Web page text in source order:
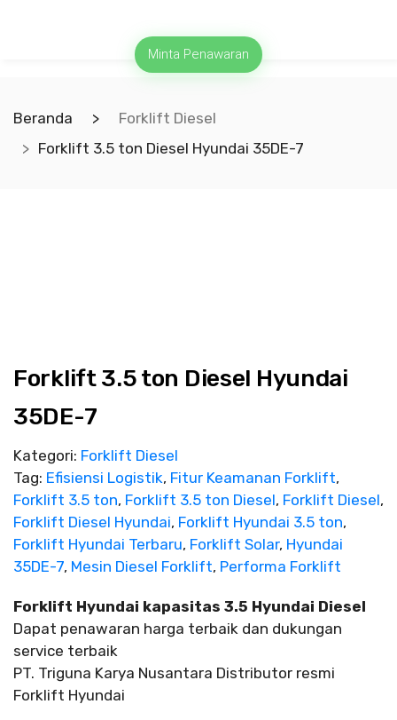
Minta Penawaran
Beranda
Forklift Diesel
Forklift 3.5 ton Diesel Hyundai 35DE-7
Forklift 3.5 ton Diesel Hyundai
35DE-7
Kategori: Forklift Diesel
Tag: Efisiensi Logistik, Fitur Keamanan Forklift,
Forklift 3.5 ton, Forklift 3.5 ton Diesel, Forklift Diesel,
Forklift Diesel Hyundai, Forklift Hyundai 3.5 ton,
Forklift Hyundai Terbaru, Forklift Solar, Hyundai
35DE-7, Mesin Diesel Forklift, Performa Forklift
Forklift Hyundai kapasitas 3.5 Hyundai Diesel
Dapat penawaran harga terbaik dan dukungan
service terbaik
PT. Triguna Karya Nusantara Distributor resmi
Forklift Hyundai